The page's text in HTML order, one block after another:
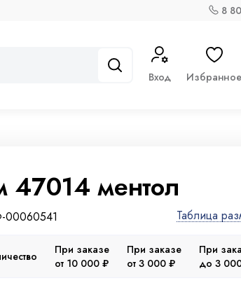
8
Вход Избранное
47014 ментол
00060541 Таблица
При заказе
от 10 000 ₽
При заказе
от 3 000 ₽
При
до 3